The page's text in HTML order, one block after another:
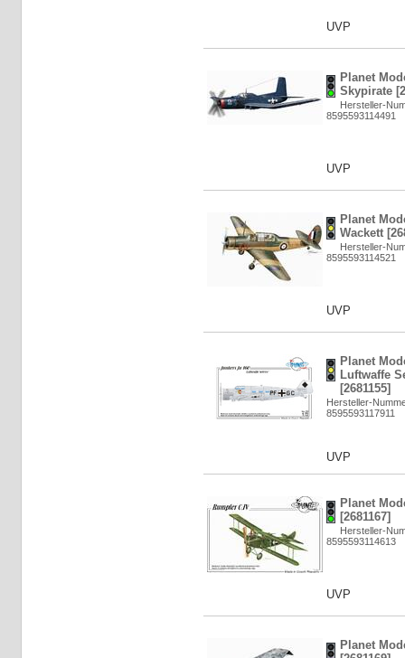
UVP
Planet
Skypirate
Hersteller-
8595593114491
UVP
Planet
Wackett
Hersteller-
8595593114521
UVP
Planet
Luftwaffe
[2681155]
Hersteller-
8595593117911
UVP
Planet
[2681167]
Hersteller-
8595593114613
UVP
Planet